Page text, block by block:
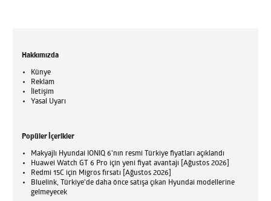
Hakkımızda
Künye
Reklam
İletişim
Yasal Uyarı
Popüler İçerikler
Makyajlı Hyundai IONIQ 6'nın resmi Türkiye fiyatları açıklandı
Huawei Watch GT 6 Pro için yeni fiyat avantajı [Ağustos 2026]
Redmi 15C için Migros fırsatı [Ağustos 2026]
Bluelink, Türkiye'de daha önce satışa çıkan Hyundai modellerine
gelmeyecek